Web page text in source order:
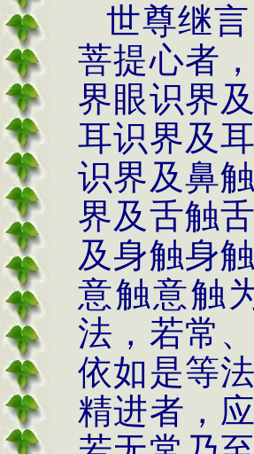
世尊继
菩提心者
界眼识界
耳识界及
识界及鼻
界及舌触
及身触身
意触意触
法，若常
依如是等
精进者，